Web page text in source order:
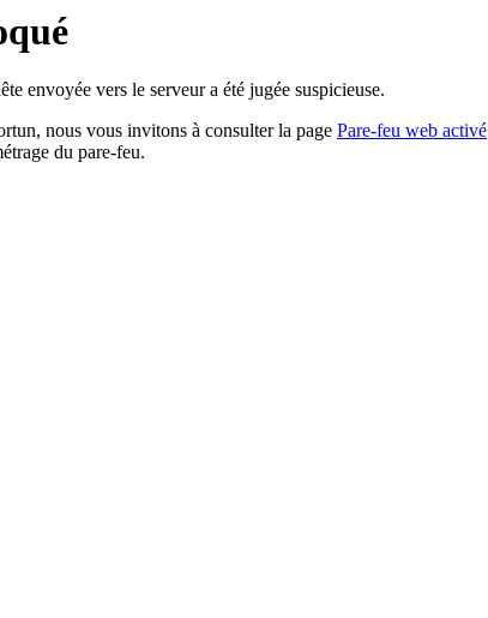
envoyée vers le serveur a été jugée suspicieuse.
nous vous invitons à consulter la page Pare-feu web activé
du pare-feu.